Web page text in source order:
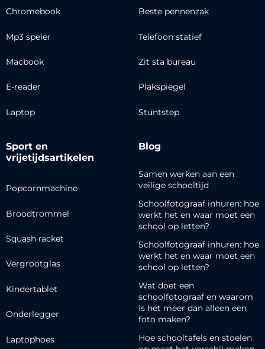
Chromebook
Mp3 speler
Macbook
E-reader
Laptop
Beste pennenzak
Telefoon statief
Zit sta bureau
Plakspiegel
Stuntstep
Sport en
vrijetijdsartikelen
Popcornmachine
Broodtrommel
Squash racket
Vergrootglas
Kindertablet
Onderlegger
Laptophoes
Blog
Samen werken aan een
veilige schooltijd
Schoolfotograaf inhuren: hoe
werkt het en waar moet een
school op letten?
Schoolfotograaf inhuren: hoe
werkt het en waar moet een
school op letten?
Wat doet een
schoolfotograaf en waarom
is het meer dan alleen een
foto maken?
Hoe schooltafels en stoelen